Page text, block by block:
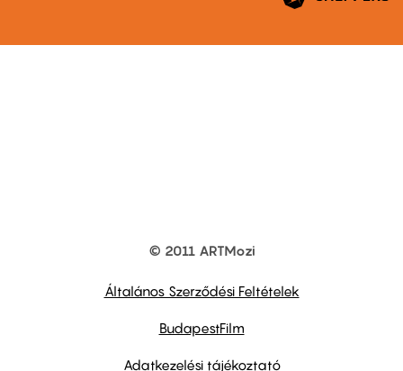
© 2011 ARTMozi
Általános Szerződési Feltételek
BudapestFilm
Adatkezelési tájékoztató